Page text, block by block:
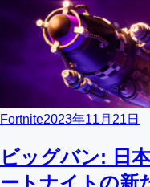
Fortnite2023年11月21日
ビッグバン: 日